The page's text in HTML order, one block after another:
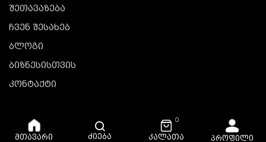
მთავარი ძიება
0
კალათა პროფილი
შეთავაზება
ჩვენ შესახებ
ბლოგი
ბიზნესისთვის
კონტაქტი